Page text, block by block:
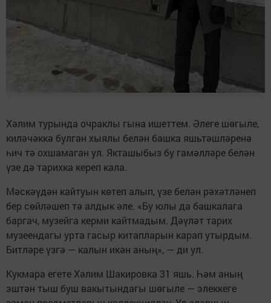
Хәлим турында очраклы гына ишеттем. Әлеге шөгыле,
киләчәккә булган хыялы белән башка яшьтәшләренә
һич тә охшамаган ул. Якташыбыз бу гамәлләре белән
үзе дә тарихка кереп кала.
Мәскәүдән кайтуын көтеп алып, үзе белән рәхәтләнеп
бер сөйләшеп тә алдык әле. «Бу юлы да башкалага
баргач, музейга керми кайтмадым. Дәүләт тарих
музеендагы урта гасыр китапларын карап утырдым.
Битләре үзгә — калын икән аның», — ди ул.
Кукмара егете Хәлим Шакировка 31 яшь. Һәм аның
эштән тыш буш вакытындагы шөгыле — элеккеге